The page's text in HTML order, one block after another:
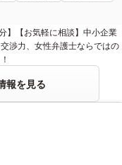
】【お気軽に相談】中小企業
渉力、女性弁護士ならではの
報を見る